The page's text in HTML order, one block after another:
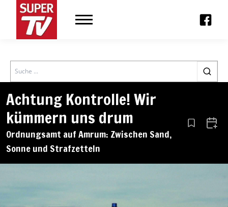
Search
Achtung Kontrolle! Wir
kümmern uns drum
Ordnungsamt auf Amrum: Zwischen Sand,
Sonne und Strafzetteln
Aus den